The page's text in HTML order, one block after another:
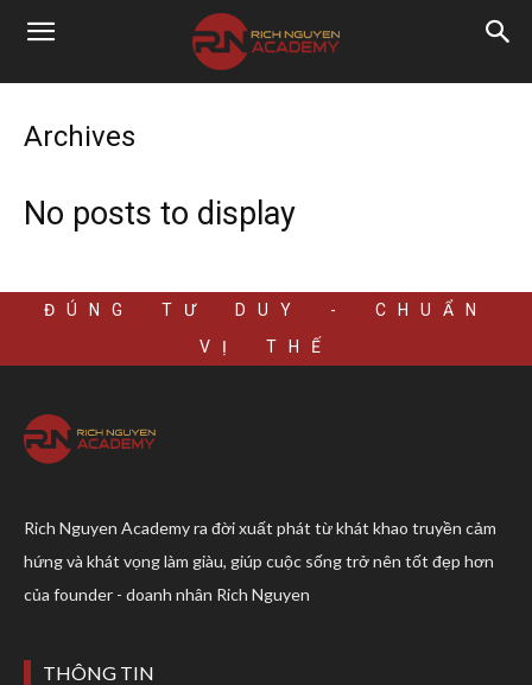
Archives
No posts to display
ĐÚNG TƯ DUY - CHUẨN
VỊ THẾ
Rich Nguyen Academy ra đời xuất phát từ khát khao truyền cảm
hứng và khát vọng làm giàu, giúp cuộc sống trở nên tốt đẹp hơn
của founder - doanh nhân Rich Nguyen
THÔNG TIN